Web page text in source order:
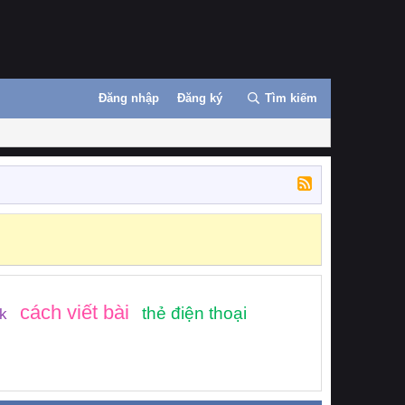
Đăng nhập Đăng ký Tìm kiếm
cách viết bài thẻ điện thoại